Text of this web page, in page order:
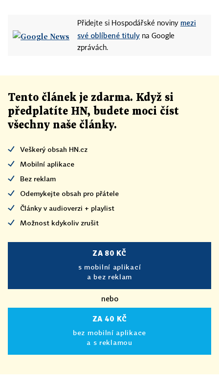
Přidejte si Hospodářské noviny mezi
své oblíbené tituly na Google
zprávách.
Tento článek je zdarma. Když si
předplatíte HN, budete moci číst
všechny naše články.
Veškerý obsah HN.cz
Mobilní aplikace
Bez reklam
Odemykejte obsah pro přátele
Články v audioverzi + playlist
Možnost kdykoliv zrušit
ZA 80 KČ
s mobilní aplikací
a bez reklam
nebo
ZA 40 KČ
bez mobilní aplikace
a s reklamou